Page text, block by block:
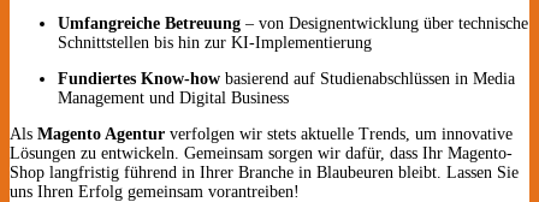
Umfangreiche Betreuung – von Designentwicklung über technische
Schnittstellen bis hin zur KI-Implementierung
Fundiertes Know-how basierend auf Studienabschlüssen in Media
Management und Digital Business
Als Magento Agentur verfolgen wir stets aktuelle Trends, um innovative
Lösungen zu entwickeln. Gemeinsam sorgen wir dafür, dass Ihr Magento-
Shop langfristig führend in Ihrer Branche in Blaubeuren bleibt. Lassen Sie
uns Ihren Erfolg gemeinsam vorantreiben!